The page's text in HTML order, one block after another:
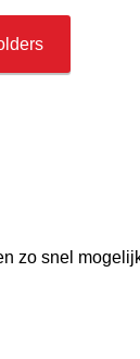
zo snel